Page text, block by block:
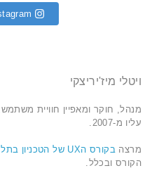
ויטלי מיז'יריצקי
מנהל, חוקר ומאפיין חוויית משתמש,
עליו מ-2007.
מרצה בקורס הUX של הטכניון בתל אביב
הקורס ובכלל.